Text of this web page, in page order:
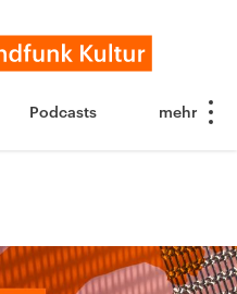
Podcasts